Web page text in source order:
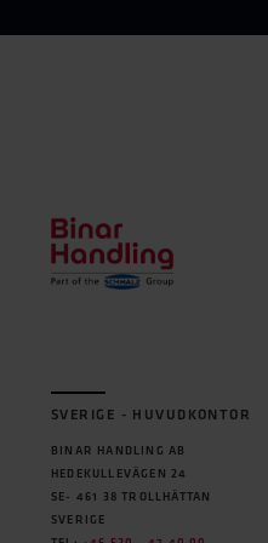
SVERIGE - HUVUDKONTOR
BINAR HANDLING AB
HEDEKULLEVÄGEN 24
SE- 461 38 TROLLHÄTTAN
SVERIGE